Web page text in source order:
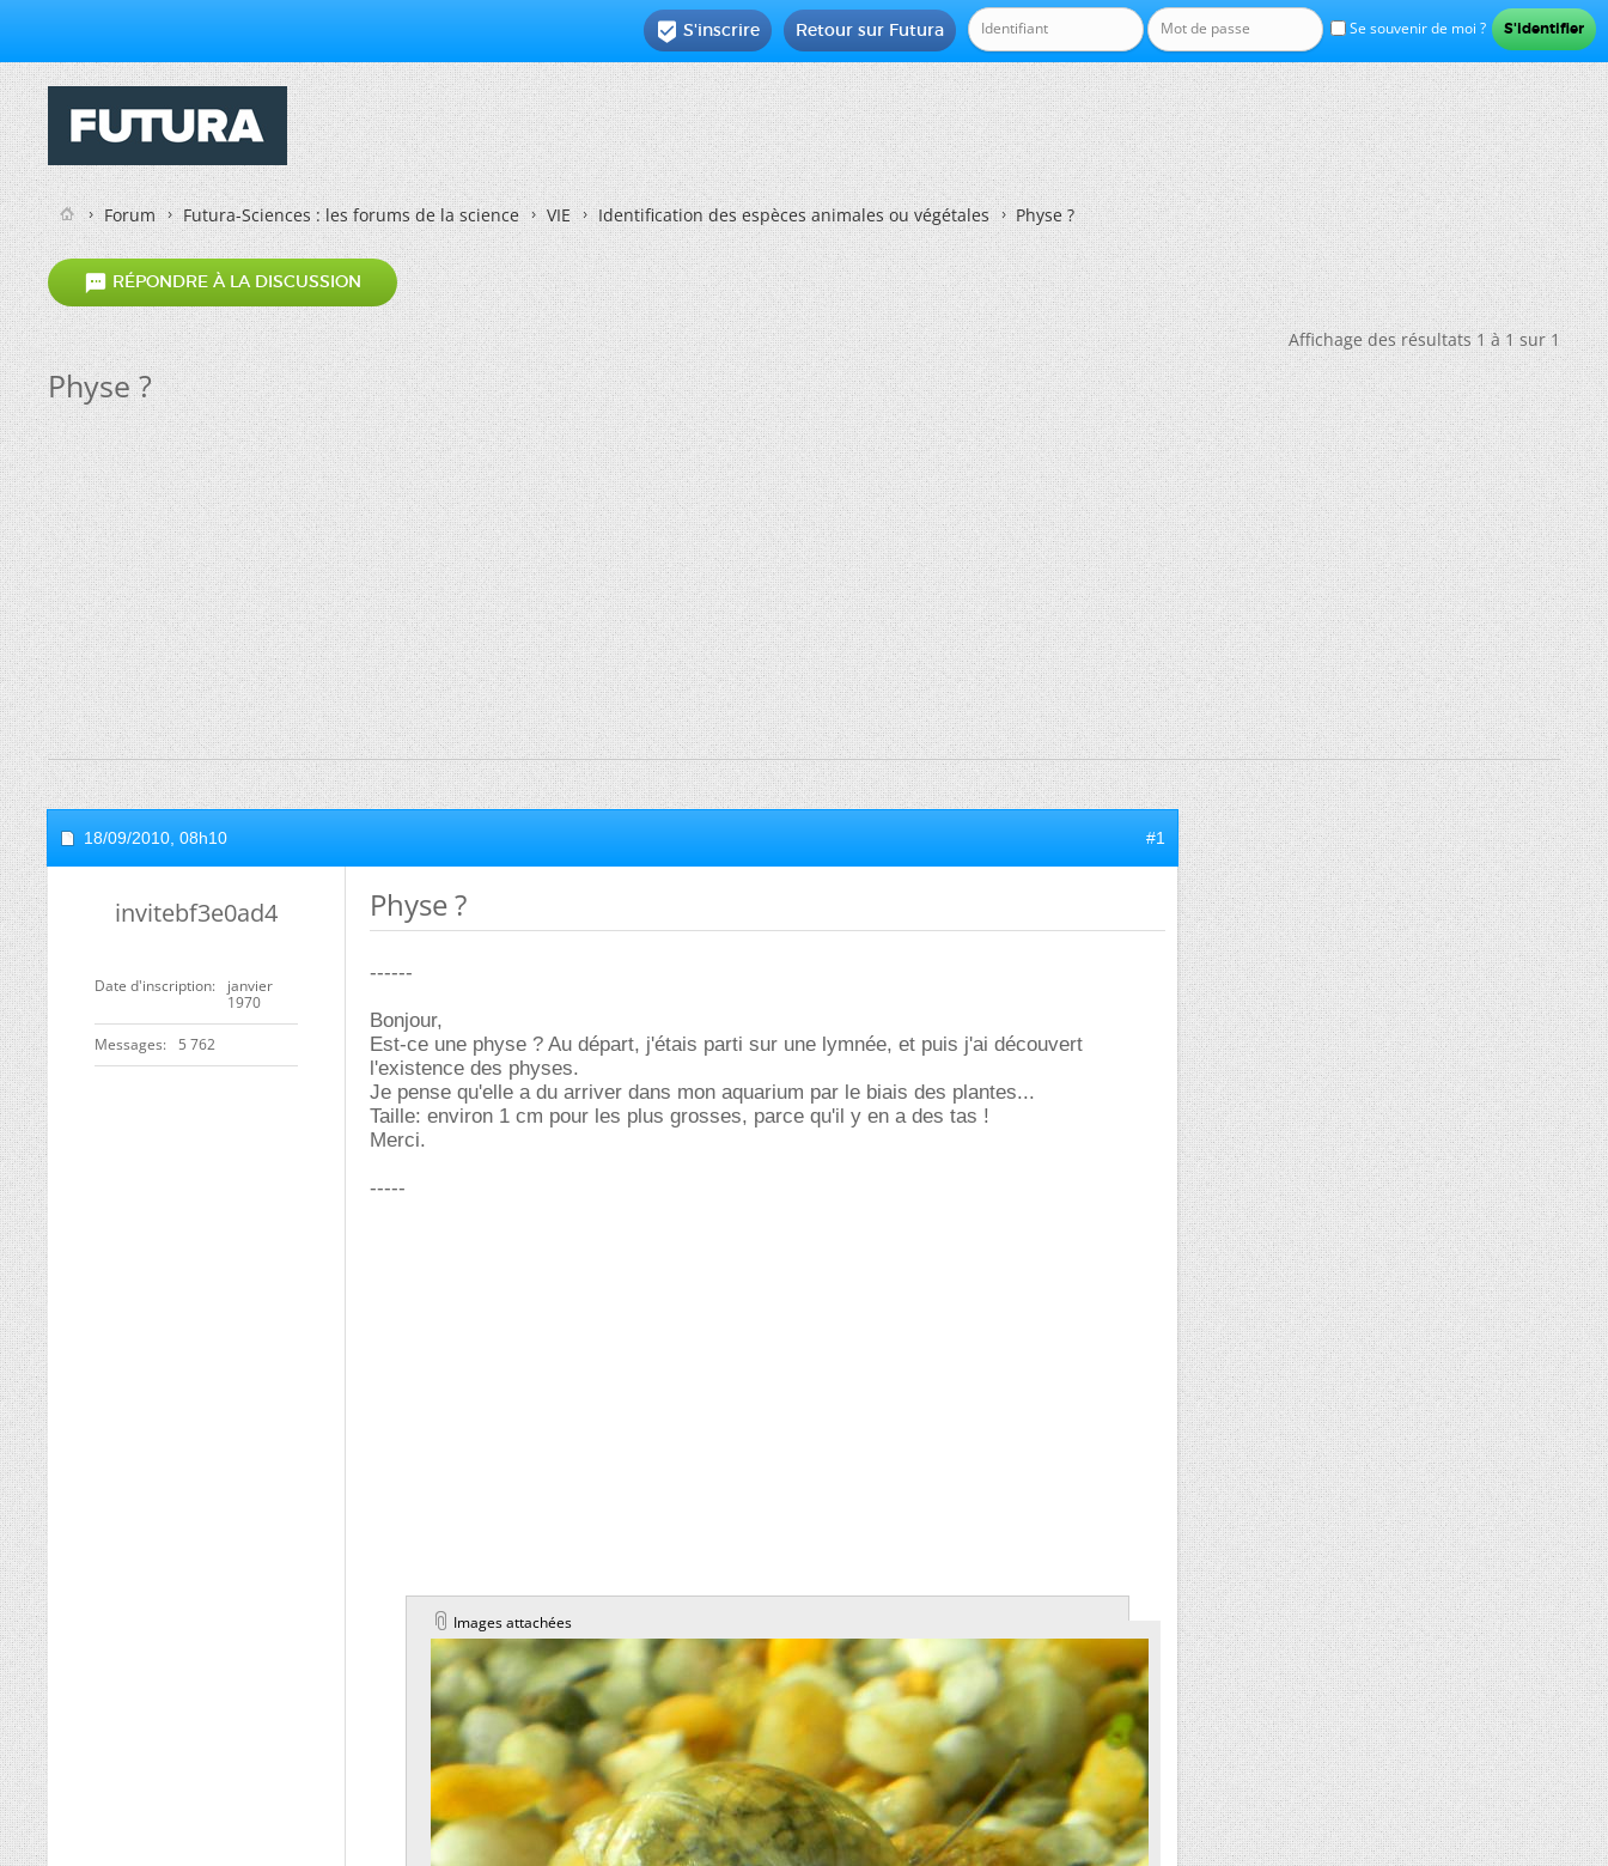
Se souvenir de moi ?
Retour sur Futura
 S'inscrire
Forum Futura-Sciences : les forums de la science VIE Identification des espèces animales ou végétales Physe ?
 RÉPONDRE À LA DISCUSSION
Affichage des résultats 1 à 1 sur 1
Physe ?
18/09/2010, 08h10 #1
invitebf3e0ad4
Date d'inscription
janvier
1970
Messages 5 762
Physe ?
------
Bonjour,
Est-ce une physe ? Au départ, j'étais parti sur une lymnée, et puis j'ai découvert
l'existence des physes.
Je pense qu'elle a du arriver dans mon aquarium par le biais des plantes...
Taille: environ 1 cm pour les plus grosses, parce qu'il y en a des tas !
Merci.
-----
Images attachées